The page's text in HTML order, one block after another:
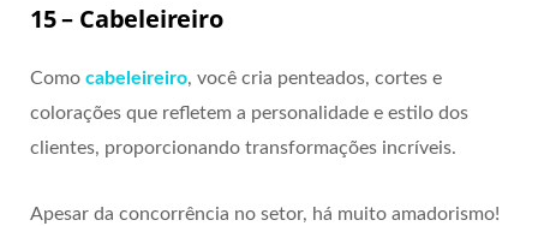
15 – Cabeleireiro
Como cabeleireiro, você cria penteados, cortes e
colorações que refletem a personalidade e estilo dos
clientes, proporcionando transformações incríveis.
Apesar da concorrência no setor, há muito amadorismo!